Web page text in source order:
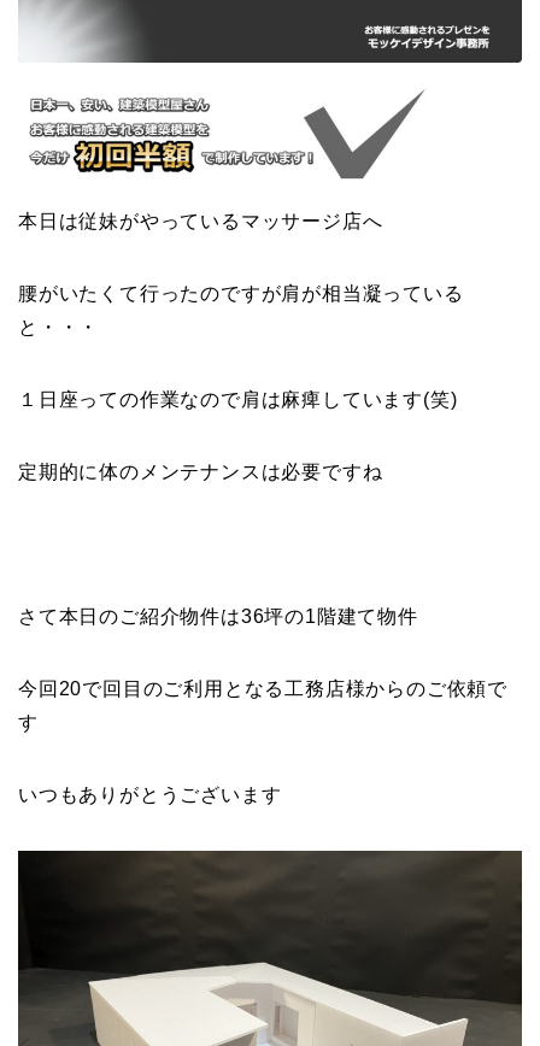
本日は従妹がやっているマッサージ店へ
腰がいたくて行ったのですが肩が相当凝っている
と・・・
１日座っての作業なので肩は麻痺しています(笑)
定期的に体のメンテナンスは必要ですね
さて本日のご紹介物件は36坪の1階建て物件
今回20で回目のご利用となる工務店様からのご依頼で
す
いつもありがとうございます